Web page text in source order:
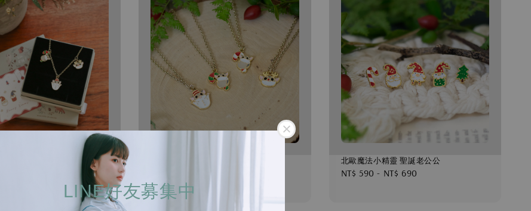
LINE好友募集中
麋鹿 拐杖糖 雪人 手鍊
price
北歐魔法小精靈 聖誕老公公
Regular
NT$ 590 - NT$ 690